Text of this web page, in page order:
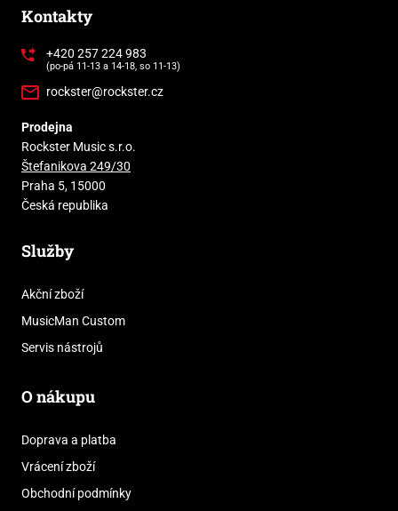
Kontakty
+420 257 224 983
(po-pá 11-13 a 14-18, so 11-13)
rockster@rockster.cz
Prodejna
Rockster Music s.r.o.
Štefanikova 249/30
Praha 5, 15000
Česká republika
Služby
Akční zboží
MusicMan Custom
Servis nástrojů
O nákupu
Doprava a platba
Vrácení zboží
Obchodní podmínky